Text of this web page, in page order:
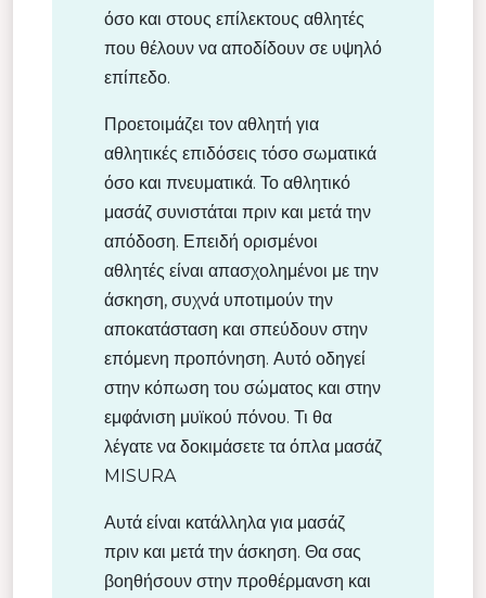
όσο και στους επίλεκτους αθλητές
που θέλουν να αποδίδουν σε υψηλό
επίπεδο.
Προετοιμάζει τον αθλητή για
αθλητικές επιδόσεις τόσο σωματικά
όσο και πνευματικά. Το αθλητικό
μασάζ συνιστάται πριν και μετά την
απόδοση. Επειδή ορισμένοι
αθλητές είναι απασχολημένοι με την
άσκηση, συχνά υποτιμούν την
αποκατάσταση και σπεύδουν στην
επόμενη προπόνηση. Αυτό οδηγεί
στην κόπωση του σώματος και στην
εμφάνιση μυϊκού πόνου. Τι θα
λέγατε να δοκιμάσετε τα όπλα μασάζ
MISURA
Αυτά είναι κατάλληλα για μασάζ
πριν και μετά την άσκηση. Θα σας
βοηθήσουν στην προθέρμανση και